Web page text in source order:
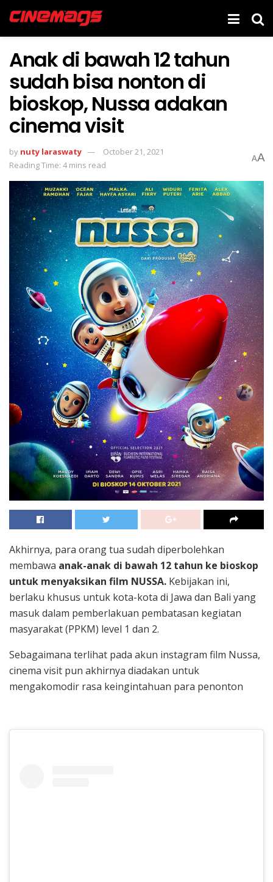
Anak di bawah 12 tahun
sudah bisa nonton di
bioskop, Nussa adakan
cinema visit
by nuty laraswaty
October 21, 2021
Reading Time: 4 mins read
AA
Akhirnya, para orang tua sudah diperbolehkan
membawa anak-anak di bawah 12 tahun ke bioskop
untuk menyaksikan film NUSSA. Kebijakan ini,
berlaku khusus untuk kota-kota di Jawa dan Bali yang
masuk dalam pemberlakuan pembatasan kegiatan
masyarakat (PPKM) level 1 dan 2.
Sebagaimana terlihat pada akun instagram film Nussa,
cinema visit pun akhirnya diadakan untuk
mengakomodir rasa keingintahuan para penonton